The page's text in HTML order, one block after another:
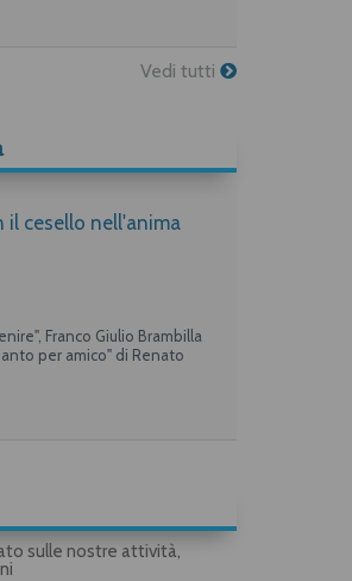
Vedi tutti
il cesello nell'anima
Franco Giulio Brambilla
per amico" di Renato
sulle nostre attività,